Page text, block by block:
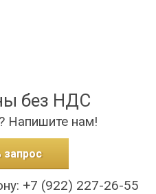
без НДС
Напишите нам!
запрос
+7 (922) 227-26-55